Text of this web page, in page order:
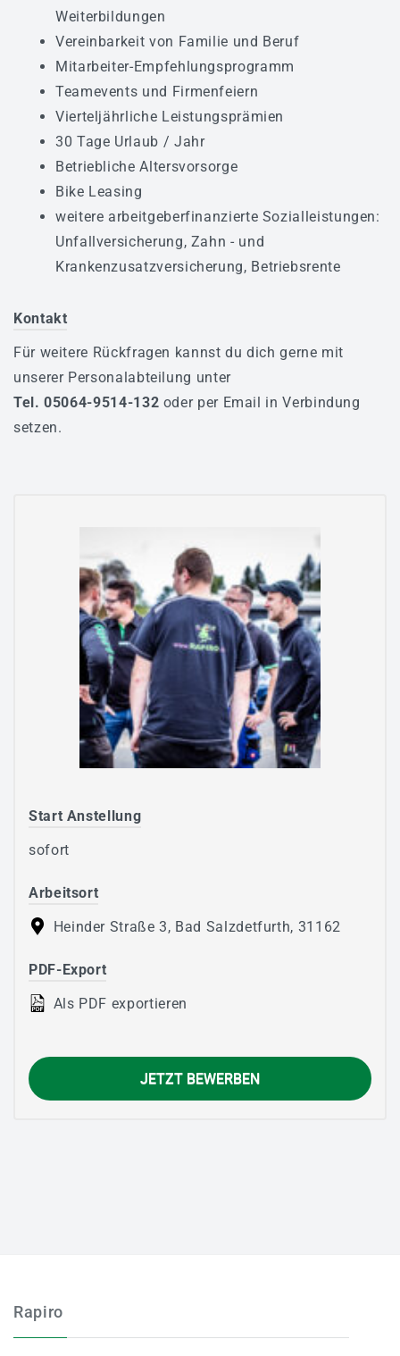
Weiterbildungen
Vereinbarkeit von Familie und Beruf
Mitarbeiter-Empfehlungsprogramm
Teamevents und Firmenfeiern
Vierteljährliche Leistungsprämien
30 Tage Urlaub / Jahr
Betriebliche Altersvorsorge
Bike Leasing
weitere arbeitgeberfinanzierte Sozialleistungen:
Unfallversicherung, Zahn - und
Krankenzusatzversicherung, Betriebsrente
Kontakt
Für weitere Rückfragen kannst du dich gerne mit
unserer Personalabteilung unter
Tel. 05064-9514-132 oder per Email
in Verbindung
setzen.
Start Anstellung
sofort
Arbeitsort
Heinder Straße 3, Bad Salzdetfurth, 31162
PDF-Export
Als PDF exportieren
JETZT BEWERBEN
Rapiro